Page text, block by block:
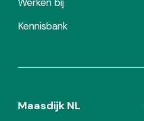
Kennisbank
Maasdijk NL